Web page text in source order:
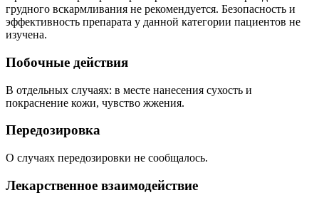
грудного вскармливания не рекомендуется. Безопасность и
эффективность препарата у данной категории пациентов не
изучена.
Побочные действия
В отдельных случаях: в месте нанесения сухость и
покраснение кожи, чувство жжения.
Передозировка
О случаях передозировки не сообщалось.
Лекарственное взаимодействие